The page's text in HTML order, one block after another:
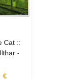
Cat ::
-
€